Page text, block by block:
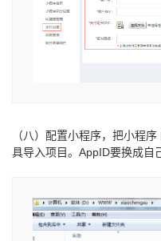
（八）配置小程序，把小程
具导入项目。AppID要换成自